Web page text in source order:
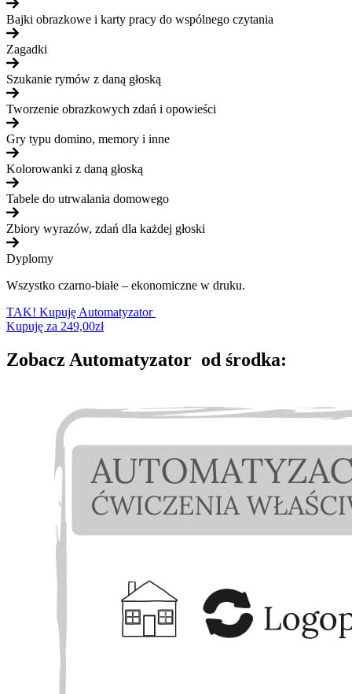
Bajki obrazkowe i karty pracy do wspólnego czytania
Zagadki
Szukanie rymów z daną głoską
Tworzenie obrazkowych zdań i opowieści
Gry typu domino, memory i inne
Kolorowanki z daną głoską
Tabele do utrwalania domowego
Zbiory wyrazów, zdań dla każdej głoski
Dyplomy
Wszystko czarno-białe – ekonomiczne w druku.
TAK! Kupuję Automatyzator
Kupuję za 249,00zł
Zobacz Automatyzator od środka: